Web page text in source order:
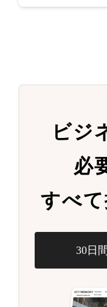
ビジ
必
すべ
30日